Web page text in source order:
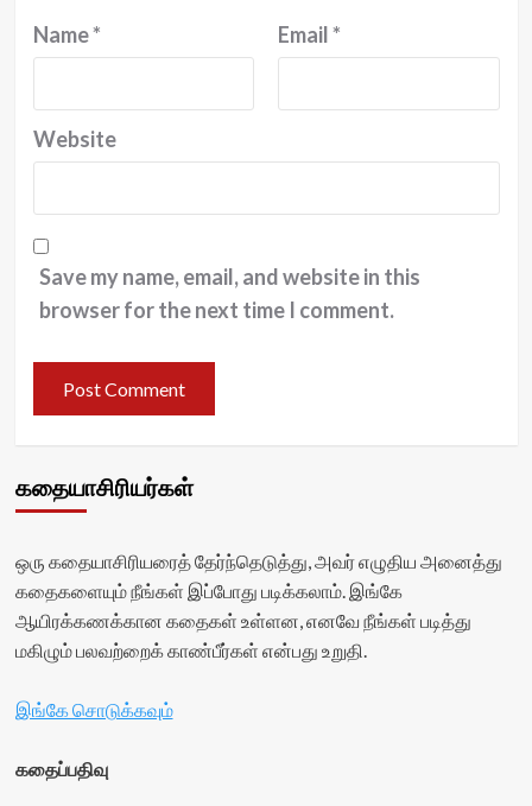
Name* Email*
Website
Save my name, email, and website in this
browser for the next time I comment.
கதையாசிரியர்கள்
ஒரு கதையாசிரியரைத் தேர்ந்தெடுத்து, அவர் எழுதிய அனைத்து
கதைகளையும் நீங்கள் இப்போது படிக்கலாம். இங்கே
ஆயிரக்கணக்கான கதைகள் உள்ளன, எனவே நீங்கள் படித்து
மகிழும் பலவற்றைக் காண்பீர்கள் என்பது உறுதி.
இங்கே சொடுக்கவும்
கதைப்பதிவு